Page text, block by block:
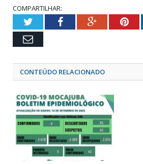
COMPARTILHAR:
TwitterFacebookGoogle+
Email
CONTEÚDO RELACIONADO